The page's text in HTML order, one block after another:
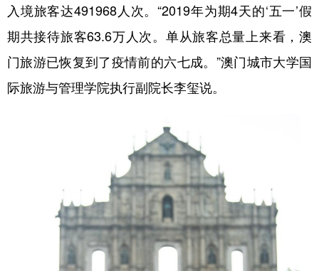
学术中国 乡村振兴 银龄 溯源中国
彩票 娱乐 时尚
地方频道
天津 河北 山西
吉林 江苏
入境旅客达491968人次。“2019年为期4天的‘五一’假
期共接待旅客63.6万人次。单从旅客总量上来看，澳
门旅游已恢复到了疫情前的六七成。”澳门城市大学国
际旅游与管理学院执行副院长李玺说。